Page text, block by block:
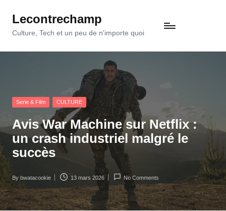
SkipLecontrechamp
Culture, Tech et un peu de n'importe quoi
Posted
Serie & Film CULTURE
Avis War Machine sur Netflix :
un crash industriel malgré le
succès
Posted
by
By bwatacookie 13 mars 2026 No Comments